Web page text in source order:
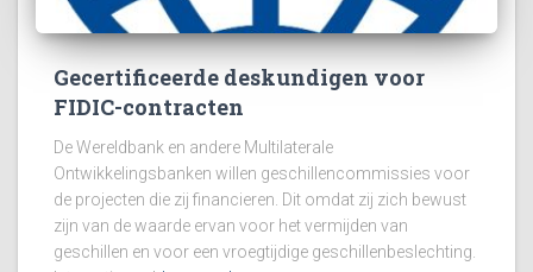
Gecertificeerde deskundigen voor
FIDIC-contracten
De Wereldbank en andere Multilaterale
Ontwikkelingsbanken willen geschillencommissies voor
de projecten die zij financieren. Dit omdat zij zich bewust
zijn van de waarde ervan voor het vermijden van
geschillen en voor een vroegtijdige geschillenbeslechting.